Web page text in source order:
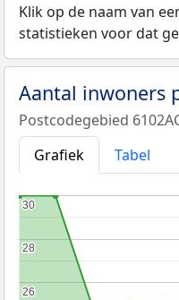
Klik op de naam van
statistieken voor dat
Aantal inwoners
Postcodegebied
Grafiek
Tabel
26
26
28
28
30
30